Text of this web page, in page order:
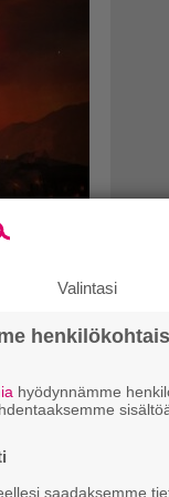
Valintasi
hyödynnämme
saadaksemme